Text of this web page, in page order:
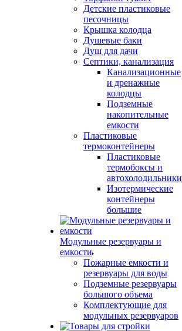
Детские пластиковые
песочницы
Крышка колодца
Душевые баки
Душ для дачи
Септики, канализация
Канализационные
и дренажные
колодцы
Подземные
накопительные
емкости
Пластиковые
термоконтейнеры
Пластиковые
термобоксы и
автохолодильники
Изотермические
контейнеры
большие
Модульные резервуары и
емкости
Пожарные емкости и
резервуары для воды
Подземные резервуары
большого объема
Комплектующие для
модульных резервуаров